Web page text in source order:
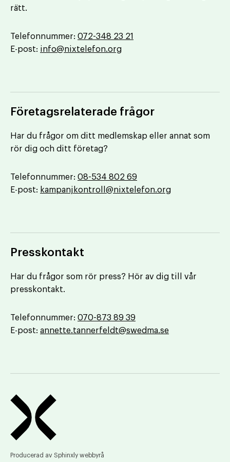
rätt.
Telefonnummer: 072-348 23 21
E-post: info@nixtelefon.org
Företagsrelaterade frågor
Har du frågor om ditt medlemskap eller annat som
rör dig och ditt företag?
Telefonnummer: 08-534 802 69
E-post: kampanjkontroll@nixtelefon.org
Presskontakt
Har du frågor som rör press? Hör av dig till vår
presskontakt.
Telefonnummer: 070-873 89 39
E-post: annette.tannerfeldt@swedma.se
Producerad av Sphinxly webbyrå